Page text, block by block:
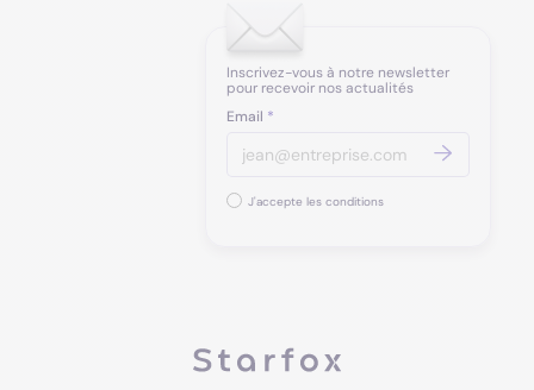
Inscrivez-vous à notre newsletter
pour recevoir nos actualités
Email *
J'accepte les conditions